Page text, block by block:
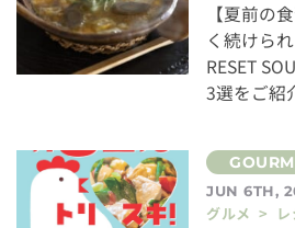
【夏前の
く続けら
RESET
3選をご紹
JUN 6TH,
グルメ > レ